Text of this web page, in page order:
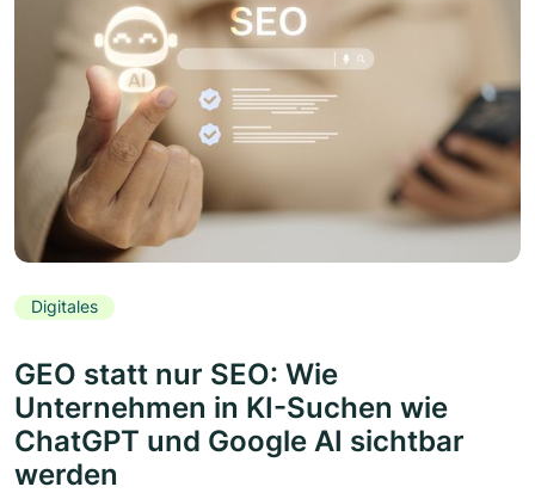
Digitales
GEO statt nur SEO: Wie
Unternehmen in KI-Suchen wie
ChatGPT und Google AI sichtbar
werden